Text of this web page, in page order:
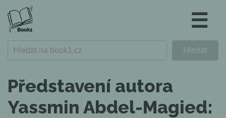
☰
Představení autora
Yassmin Abdel-Magied: